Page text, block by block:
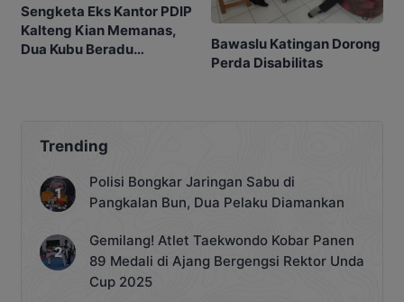
Sengketa Eks Kantor PDIP
Kalteng Kian Memanas,
Dua Kubu Beradu
Bawaslu Katingan Dorong
Perda Disabilitas
Trending
Polisi Bongkar Jaringan Sabu di
Pangkalan Bun, Dua Pelaku Diamankan
Gemilang! Atlet Taekwondo Kobar Panen
89 Medali di Ajang Bergengsi Rektor Unda
Cup 2025